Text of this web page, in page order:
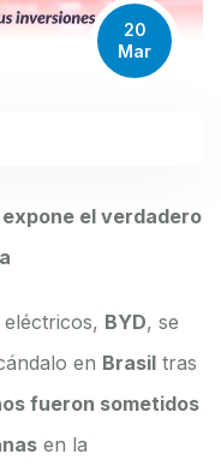
20
Mar
el verdadero
BYD, se
en Brasil tras
fueron sometidos
en la